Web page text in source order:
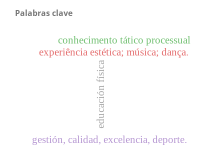
Palabras clave
educación física
gestión, calidad, excelencia, deporte.
experiência estética; música; dança.
conhecimento tático processual